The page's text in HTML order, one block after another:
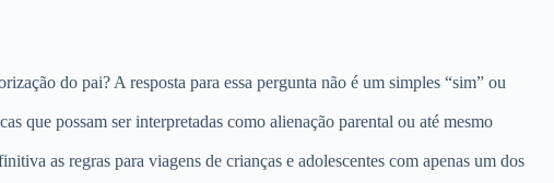
do pai? A resposta para essa pergunta não é um simples “sim” ou
que possam ser interpretadas como alienação parental ou até mesmo
as regras para viagens de crianças e adolescentes com apenas um dos